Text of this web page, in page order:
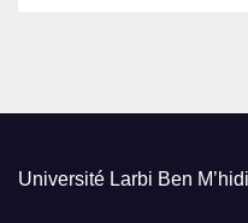
Université Larbi Ben